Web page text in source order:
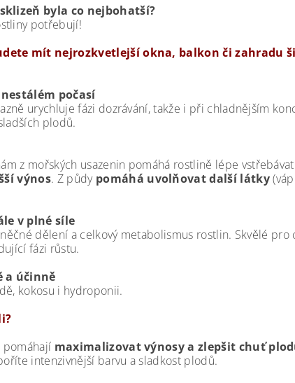
byla co nejbohatší?
potřebují!
mít nejrozkvetlejší okna, balkon či zahradu
počasí
urychluje fázi dozrávání, takže i při chladnějším
plodů.
z mořských usazenin pomáhá rostlině lépe
výnos. Z půdy pomáhá uvolňovat další látky
v plné síle
dělení a celkový metabolismus rostlin. Skvělé pro
fázi růstu.
a účinně
kokosu i hydroponii.
maximalizovat výnosy a zlepšit chuť
intenzivnější barvu a sladkost plodů.